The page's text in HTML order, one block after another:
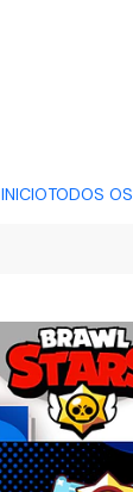
INICIOTODOS